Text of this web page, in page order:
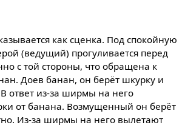
как сценка. Под спокойную
(ведущий) прогуливается перед
с той стороны, что обращена к
Доев банан, он берёт шкурку и
ответ из-за ширмы на него
от банана. Возмущенный он берёт
Из-за ширмы на него вылетают